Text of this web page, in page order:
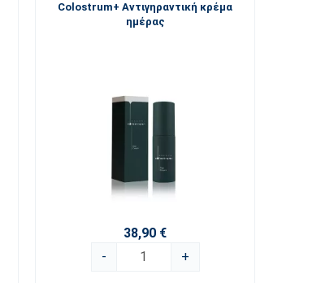
Colostrum+ Αντιγηραντική κρέμα
ημέρας
38,90 €
-
+